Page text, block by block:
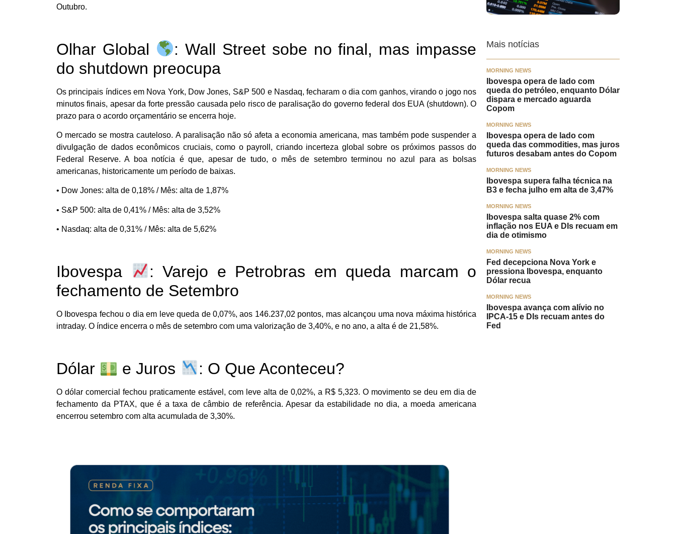
Outubro.
Olhar Global
: Wall Street sobe no final, mas impasse
do shutdown preocupa
Os principais índices em Nova York, Dow Jones, S&P 500 e Nasdaq, fecharam o dia com ganhos, virando o jogo nos
minutos finais, apesar da forte pressão causada pelo risco de paralisação do governo federal dos EUA (shutdown). O
prazo para o acordo orçamentário se encerra hoje.
O mercado se mostra cauteloso. A paralisação não só afeta a economia americana, mas também pode suspender a
divulgação de dados econômicos cruciais, como o payroll, criando incerteza global sobre os próximos passos do
Federal Reserve. A boa notícia é que, apesar de tudo, o mês de setembro terminou no azul para as bolsas
americanas, historicamente um período de baixas.
• Dow Jones: alta de 0,18% / Mês: alta de 1,87%
• S&P 500: alta de 0,41% / Mês: alta de 3,52%
• Nasdaq: alta de 0,31% / Mês: alta de 5,62%
Ibovespa
: Varejo e Petrobras em queda marcam o
fechamento de Setembro
O Ibovespa fechou o dia em leve queda de 0,07%, aos 146.237,02 pontos, mas alcançou uma nova máxima histórica
intraday. O índice encerra o mês de setembro com uma valorização de 3,40%, e no ano, a alta é de 21,58%.
Dólar e Juros : O Que Aconteceu?
O dólar comercial fechou praticamente estável, com leve alta de 0,02%, a R$ 5,323. O movimento se deu em dia de
fechamento da PTAX, que é a taxa de câmbio de referência. Apesar da estabilidade no dia, a moeda americana
encerrou setembro com alta acumulada de 3,30%.
Mais notícias
MORNING NEWS
Ibovespa opera de lado com
queda do petróleo, enquanto Dólar
dispara e mercado aguarda
Copom
MORNING NEWS
Ibovespa opera de lado com
queda das commodities, mas juros
futuros desabam antes do Copom
MORNING NEWS
Ibovespa supera falha técnica na
B3 e fecha julho em alta de 3,47%
MORNING NEWS
Ibovespa salta quase 2% com
inflação nos EUA e DIs recuam em
dia de otimismo
MORNING NEWS
Fed decepciona Nova York e
pressiona Ibovespa, enquanto
Dólar recua
MORNING NEWS
Ibovespa avança com alívio no
IPCA-15 e DIs recuam antes do
Fed